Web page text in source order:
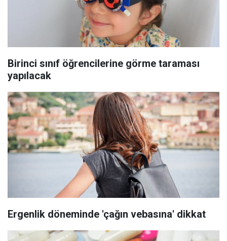
Birinci sınıf öğrencilerine görme taraması
yapılacak
Ergenlik döneminde 'çağın vebasına' dikkat